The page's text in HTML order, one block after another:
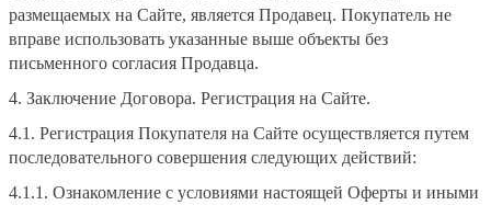
размещаемых на Сайте, является Продавец. Покупатель не
вправе использовать указанные выше объекты без
письменного согласия Продавца.
4. Заключение Договора. Регистрация на Сайте.
4.1. Регистрация Покупателя на Сайте осуществляется путем
последовательного совершения следующих действий:
4.1.1. Ознакомление с условиями настоящей Оферты и иными